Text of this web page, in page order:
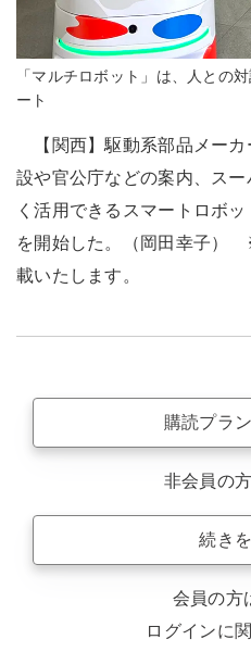
「マルチロボット」は、人との
ート
【関西】駆動系部品メーカ
設や官公庁などの案内、ス
く活用できるスマートロボ
を開始した。（岡田幸子）
載いたします。
購読プラ
非会員の
続き
会員の方
ログインに